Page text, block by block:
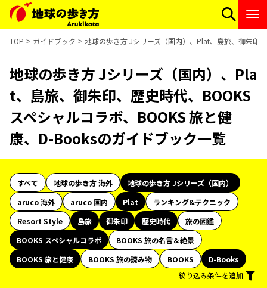
TOP ガイドブック 地球の歩き方 Jシリーズ（国内）、Plat、島旅、御朱印
地球の歩き方 Jシリーズ（国内）、Pla
t、島旅、御朱印、歴史時代、BOOKS
スペシャルコラボ、BOOKS 旅と健
康、D-Booksのガイドブック一覧
すべて 地球の歩き方 海外
地球の歩き方 Jシリーズ（国内）
aruco 海外
aruco 国内 Plat
ランキング&テクニック
Resort Style
島旅 御朱印 歴史時代
旅の図鑑
BOOKS スペシャルコラボ
BOOKS 旅の名言＆絶景
BOOKS 旅と健康
BOOKS 旅の読み物 BOOKS
D-Books
絞り込み条件を追加